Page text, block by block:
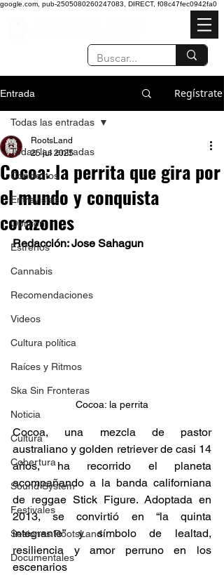
google.com, pub-2505080260247083, DIRECT, f08c47fec0942fa0
Entrada Regístrate
Todas las entradas
Conciertos
Entrevistas
Opinión
Estrenos
Cannabis
Recomendaciones
Videos
Cultura política
Raíces y Ritmos
Ska Sin Fronteras
Noticia
Cultura
Cobertura
Sound System
Festivales
Sesiones RootsLand
Documentales
Todas las entradas
Cocoa: la perrita que gira por
el mundo y conquista
corazones
RootsLand
25 jul 2025
Redacción: Jose Sahagun
Cocoa: la perrita
Cocoa, una mezcla de pastor
australiano y golden retriever de casi 14
años, ha recorrido el planeta
acompañando a la banda californiana
de reggae Stick Figure. Adoptada en
2013, se convirtió en “la quinta
integrante” y símbolo de lealtad,
resiliencia y amor perruno en los
escenarios